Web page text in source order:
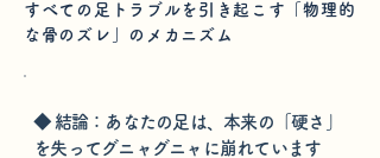
すべての足トラブルを引き起こす「物理的
な骨のズレ」の メカニズム
◆ 結論：あなたの足は、本来の「硬さ」
を失ってグニャグニャに崩れています